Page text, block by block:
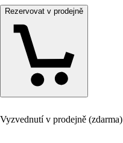
Rezervovat v prodejně
Vyzvednutí v prodejně (zdarma)